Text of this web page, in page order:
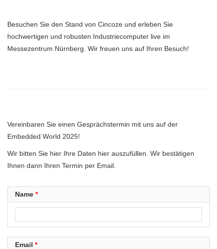
Besuchen Sie den Stand von Cincoze und erleben Sie
hochwertigen und robusten Industriecomputer live im
Messezentrum Nürnberg. Wir freuen uns auf Ihren Besuch!
Vereinbaren Sie einen Gesprächstermin mit uns auf der
Embedded World 2025!
Wir bitten Sie hier Ihre Daten hier auszufüllen. Wir bestätigen
Ihnen dann Ihren Termin per Email.
Name *
Email *